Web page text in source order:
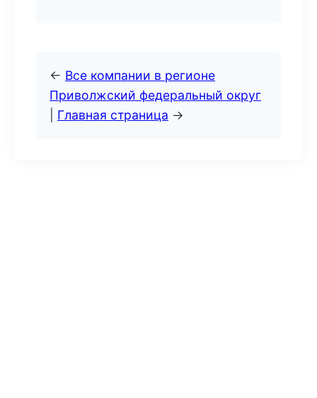
← Все компании в регионе
Приволжский федеральный округ
Главная страница →